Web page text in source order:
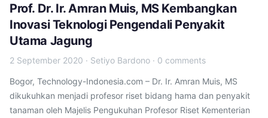
Prof. Dr. Ir. Amran Muis, MS Kembangkan
Inovasi Teknologi Pengendali Penyakit
Utama Jagung
2 September 2020 · Setiyo Bardono · 0 comments
Bogor, Technology-Indonesia.com – Dr. Ir. Amran Muis, MS
dikukuhkan menjadi profesor riset bidang hama dan penyakit
tanaman oleh Majelis Pengukuhan Profesor Riset Kementerian